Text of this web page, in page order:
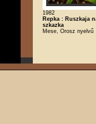
1982
Repka : Ruszkaja
szkazka
Mese, Orosz nyelvű